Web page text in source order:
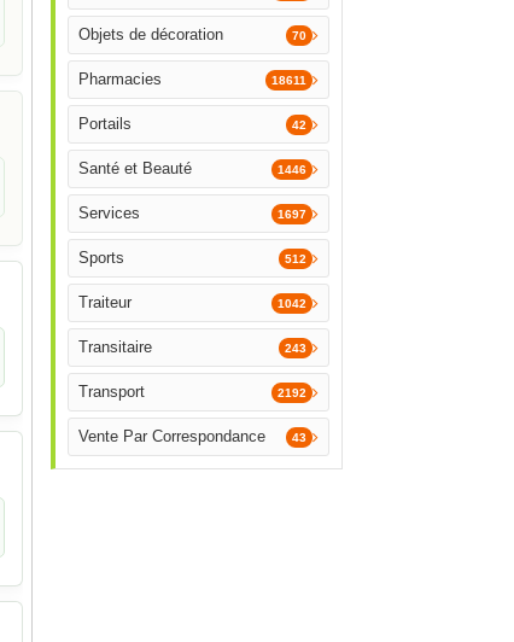
Objets de décoration 70
Pharmacies 18611
Portails 42
Santé et Beauté 1446
Services 1697
Sports 512
Traiteur 1042
Transitaire 243
Transport 2192
Vente Par Correspondance 43